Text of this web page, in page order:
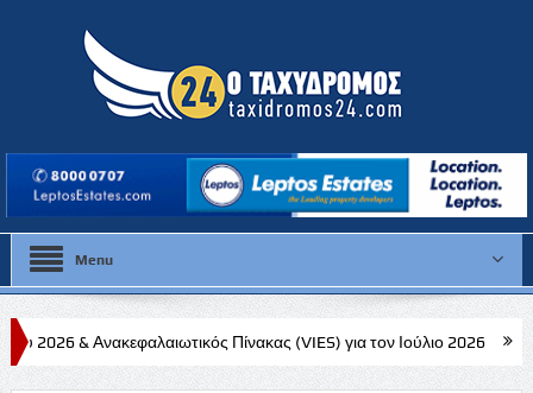
Menu
Πίνακας (VIES) για τον Ιούλιο 2026 Στην ΚΟΠ ο